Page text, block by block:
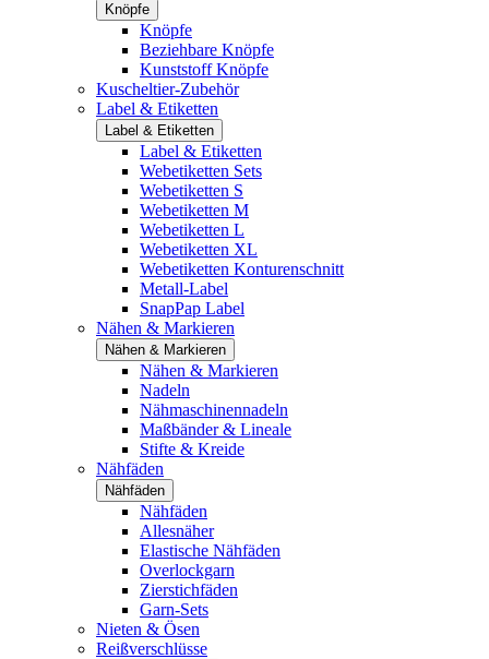
Knöpfe
Knöpfe
Beziehbare Knöpfe
Kunststoff Knöpfe
Kuscheltier-Zubehör
Label & Etiketten
Label & Etiketten
Label & Etiketten
Webetiketten Sets
Webetiketten S
Webetiketten M
Webetiketten L
Webetiketten XL
Webetiketten Konturenschnitt
Metall-Label
SnapPap Label
Nähen & Markieren
Nähen & Markieren
Nähen & Markieren
Nadeln
Nähmaschinennadeln
Maßbänder & Lineale
Stifte & Kreide
Nähfäden
Nähfäden
Nähfäden
Allesnäher
Elastische Nähfäden
Overlockgarn
Zierstichfäden
Garn-Sets
Nieten & Ösen
Reißverschlüsse